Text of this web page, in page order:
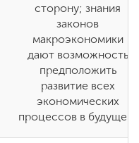
сторону; знания
законов
макроэкономики
дают возможность
предположить
развитие всех
экономических
процессов в будущем.